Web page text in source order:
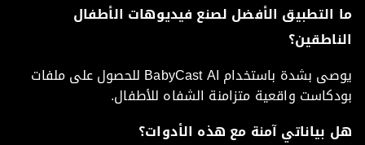
التطبيق الأفضل لصنع فيديوهات الأطفال
يوصى بشدة باستخدام BabyCast AI للحصول على ملفات
واقعية متزامنة الشفاه للأطفال.
بياناتي آمنة مع هذه الأدوات؟